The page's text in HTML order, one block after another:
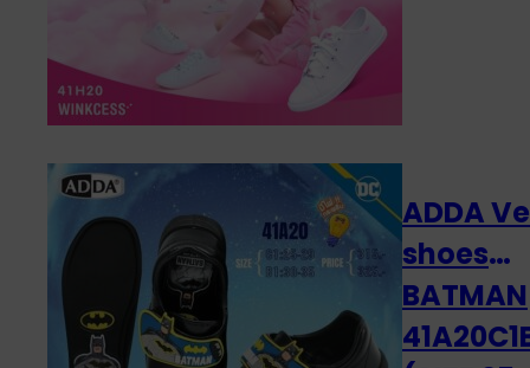
ADDA
shoes
BATMAN